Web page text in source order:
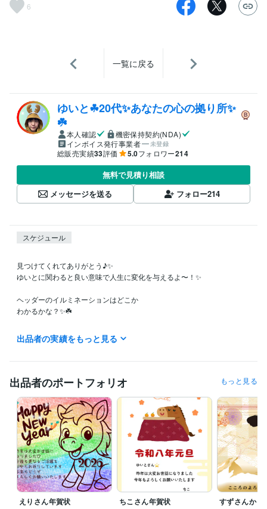
6
一覧に戻る
ゆいと☘20代✨あなたの心の拠り所✨
☘️
本人確認
機密保持契約(NDA)
インボイス発行事業者
未登録
総販売実績33評価 5.0フォロワー214
無料で見積り相談
メッセージを送る
フォロー214
スケジュール
見つけてくれてありがとう♪✨
ゆいとに関わると良い意味で人生に変化を与えるよ〜！✨
ヘッダーのイルミネーションはどこか
わかるかな？✨☘️
朝、今から仕事に行くのにやる気が出ない行く気になれないと思う人に
おすすめです✨
途中中抜けすることがすることがあるかもしれません☘
離籍中もお話出来るかも知れないので
メッセージお待ちしております✨
2026年が始まりましたね✨☘️
皆さんは今年目標はなんですか？✨
僕はココナラや物販やFX
いろいろ掲げてる目標はあります✨
ぜひ皆さんの目標を教えてください✨☘️
目標を掲げてその目標に対し
出品者の実績をもっと見る
出品者のポートフォリオ もっと見る
えりさん年賀状 ちこさん年賀状 すずさんから